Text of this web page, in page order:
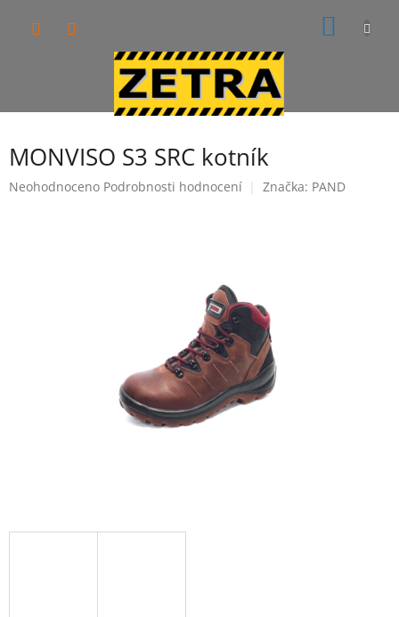
MONVISO S3 SRC kotník
Průměrné
Neohodnoceno Podrobnosti hodnocení Značka: PAND